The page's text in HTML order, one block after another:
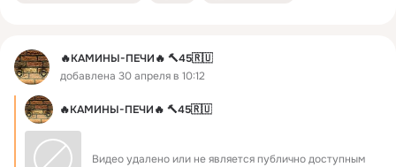
🔥КАМИНЫ-ПЕЧИ🔥 🔨45🇷🇺
добавлена 30 апреля в 10:12
🔥КАМИНЫ-ПЕЧИ🔥 🔨45🇷🇺
Видео удалено или не является публично доступным